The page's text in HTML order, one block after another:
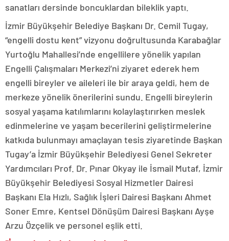
sanatları dersinde boncuklardan bileklik yaptı.
İzmir Büyükşehir Belediye Başkanı Dr. Cemil Tugay,
“engelli dostu kent” vizyonu doğrultusunda Karabağlar
Yurtoğlu Mahallesi’nde engellilere yönelik yapılan
Engelli Çalışmaları Merkezi’ni ziyaret ederek hem
engelli bireyler ve aileleri ile bir araya geldi, hem de
merkeze yönelik önerilerini sundu. Engelli bireylerin
sosyal yaşama katılımlarını kolaylaştırırken meslek
edinmelerine ve yaşam becerilerini geliştirmelerine
katkıda bulunmayı amaçlayan tesis ziyaretinde Başkan
Tugay’a İzmir Büyükşehir Belediyesi Genel Sekreter
Yardımcıları Prof. Dr. Pınar Okyay ile İsmail Mutaf, İzmir
Büyükşehir Belediyesi Sosyal Hizmetler Dairesi
Başkanı Ela Hızlı, Sağlık İşleri Dairesi Başkanı Ahmet
Soner Emre, Kentsel Dönüşüm Dairesi Başkanı Ayşe
Arzu Özçelik ve personel eşlik etti.